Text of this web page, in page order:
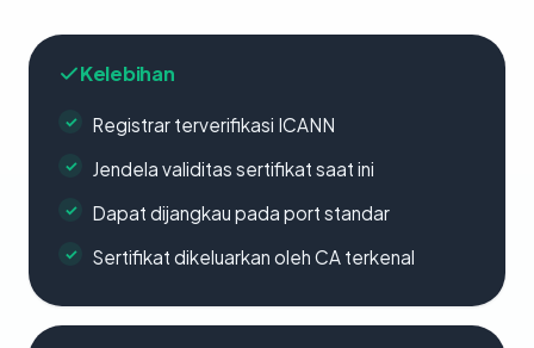
Kelebihan
Registrar terverifikasi ICANN
Jendela validitas sertifikat saat ini
Dapat dijangkau pada port standar
Sertifikat dikeluarkan oleh CA terkenal